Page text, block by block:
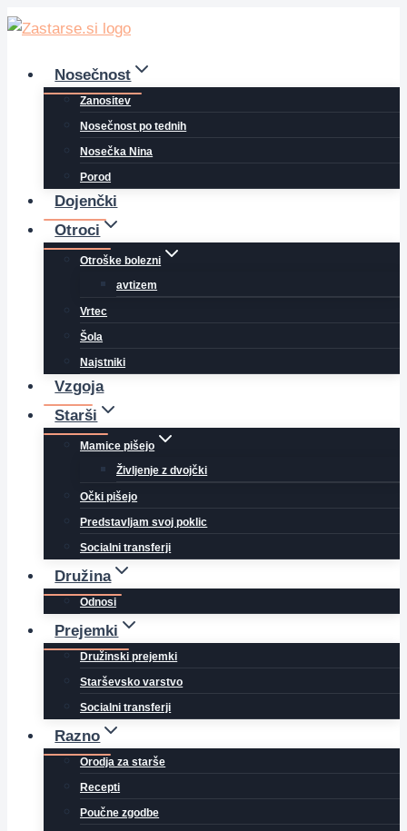
Skip
contentNosečnost
Zanositev
Nosečnost po tednih
Nosečka Nina
Porod
Dojenčki
Otroci
Otroške bolezni
avtizem
Vrtec
Šola
Najstniki
Vzgoja
Starši
Mamice pišejo
Življenje z dvojčki
Očki pišejo
Predstavljam svoj poklic
Socialni transferji
Družina
Odnosi
Prejemki
Družinski prejemki
Starševsko varstvo
Socialni transferji
Razno
Orodja za starše
Recepti
Poučne zgodbe